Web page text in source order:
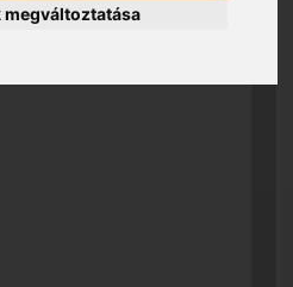
megváltoztatása